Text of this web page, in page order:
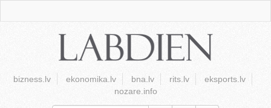
bizness.lv ekonomika.lv bna.lv rits.lv
eksports.lv
nozare.info